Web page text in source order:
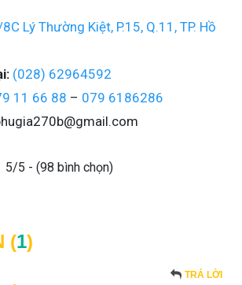
Lý Thường Kiệt, P.15, Q.11, TP. Hồ
(028) 62964592
11 66 88 – 079 6186286
5/5 - (98 bình chọn)
(1)
TRẢ LỜI